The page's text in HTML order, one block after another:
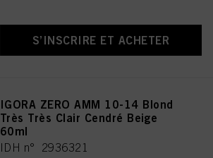
S’INSCRIRE ET ACHETER
IGORA ZERO AMM 10-14 Blond
Très Très Clair Cendré Beige
60ml
IDH n° 2936321